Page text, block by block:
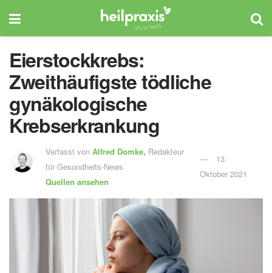
Eierstockkrebs:
Zweithäufigste tödliche
gynäkologische
Krebserkrankung
Verfasst vonAlfred Domke, Redakteur
für Gesundheits-News
Quellen ansehen
13.
Oktober 2021